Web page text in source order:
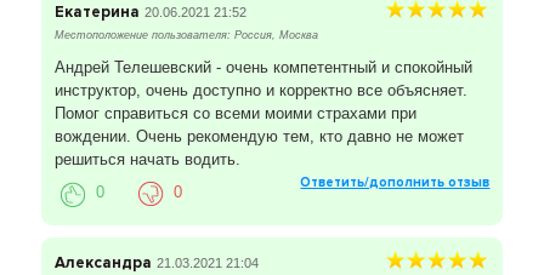
Екатерина 20.06.2021 21:52
Местоположение пользователя: Россия, Москва
Андрей Телешевский - очень компетентный и спокойный
инструктор, очень доступно и корректно все объясняет.
Помог справиться со всеми моими страхами при
вождении. Очень рекомендую тем, кто давно не может
решиться начать водить.
Ответить/дополнить отзыв
0 0
Александра 21.03.2021 21:04